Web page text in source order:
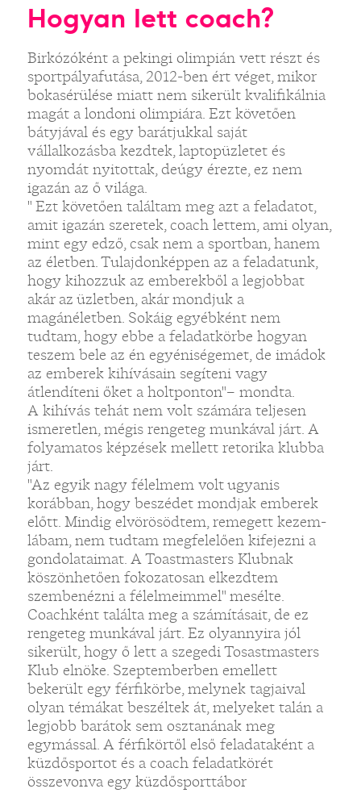
Hogyan lett coach?
Birkózóként a pekingi olimpián vett részt és
sportpályafutása, 2012-ben ért véget, mikor
bokasérülése miatt nem sikerült kvalifikálnia
magát a londoni olimpiára. Ezt követően
bátyjával és egy barátjukkal saját
vállalkozásba kezdtek, laptopüzletet és
nyomdát nyitottak, deúgy érezte, ez nem
igazán az ő világa.
" Ezt követően találtam meg azt a feladatot,
amit igazán szeretek, coach lettem, ami olyan,
mint egy edző, csak nem a sportban, hanem
az életben. Tulajdonképpen az a feladatunk,
hogy kihozzuk az emberekből a legjobbat
akár az üzletben, akár mondjuk a
magánéletben. Sokáig egyébként nem
tudtam, hogy ebbe a feladatkörbe hogyan
teszem bele az én egyéniségemet, de imádok
az emberek kihívásain segíteni vagy
átlendíteni őket a holtponton"– mondta.
A kihívás tehát nem volt számára teljesen
ismeretlen, mégis rengeteg munkával járt. A
folyamatos képzések mellett retorika klubba
járt.
"Az egyik nagy félelmem volt ugyanis
korábban, hogy beszédet mondjak emberek
előtt. Mindig elvörösödtem, remegett kezem-
lábam, nem tudtam megfelelően kifejezni a
gondolataimat. A Toastmasters Klubnak
köszönhetően fokozatosan elkezdtem
szembenézni a félelmeimmel" mesélte.
Coachként találta meg a számításait, de ez
rengeteg munkával járt. Ez olyannyira jól
sikerült, hogy ő lett a szegedi Tosastmasters
Klub elnöke. Szeptemberben emellett
bekerült egy férfikörbe, melynek tagjaival
olyan témákat beszéltek át, melyeket talán a
legjobb barátok sem osztanának meg
egymással. A férfikörtől első feladataként a
küzdősportot és a coach feladatkörét
összevonva egy küzdősporttábor